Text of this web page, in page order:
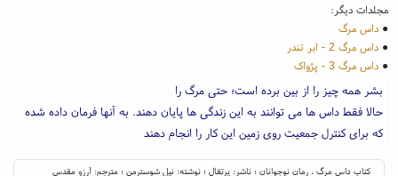
مجلدات دیگر:
●داس مرگ
●داس مرگ 2 - ابر تندر
●داس مرگ 3 - پژواک
بشر همه چیز را از بین برده است؛ حتی مرگ را
حالا فقط داس ها می توانند به این زندگی ها پایان دهند. به آنها فرمان داده شده
که برای کنترل جمعیت روی زمین این کار را انجام دهند
کتاب داس مرگ ، رمان نوجوانان ؛ ناشر: پرتقال ؛ نوشته: نیل شوسترمن ؛ مترجم: آرزو مقدس